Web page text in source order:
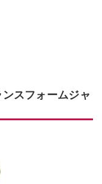
スフォームジャ